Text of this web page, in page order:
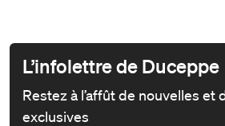
L’infolettre de Duceppe
Restez à l’affût de nouvelles et
exclusives